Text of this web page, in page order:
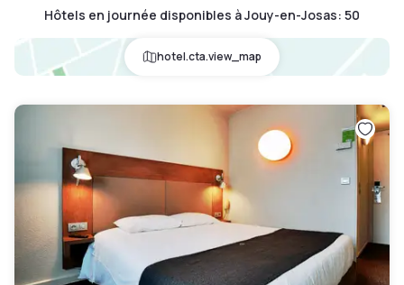
Hôtels en journée disponibles à Jouy-en-Josas: 50
hotel.cta.view_map